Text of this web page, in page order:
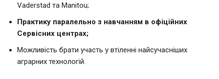
Vaderstad та Manitou;
Практику паралельно з навчанням в офіційних
Сервісних центрах;
Можливість брати участь у втіленні найсучасніших
аграрних технологій.